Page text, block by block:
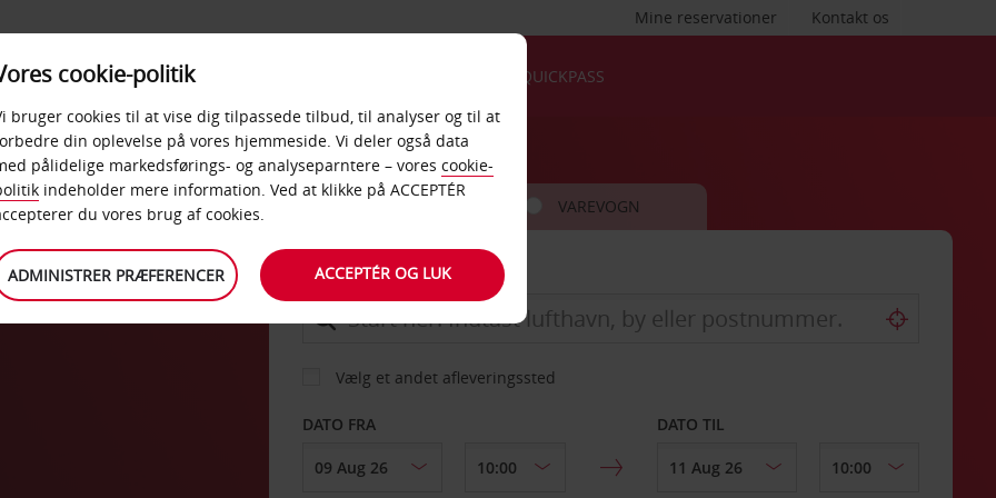
Kontakt os
Mine reservationer
PRODUKTER &
KONTORER
QUICKPASS
BIL VAREVOGN
AFHENT FRA
Vælg et andet afleveringssted
DATO FRA DATO TIL
cookie-politik
bruger cookies til at vise dig tilpassede tilbud, til analyser og til at
din oplevelse på vores hjemmeside. Vi deler også data
pålidelige markedsførings- og analyseparntere – vores cookie-
indeholder mere information. Ved at klikke på ACCEPTÉR
du vores brug af cookies.
ADMINISTRER PRÆFERENCER ACCEPTÉR OG LUK